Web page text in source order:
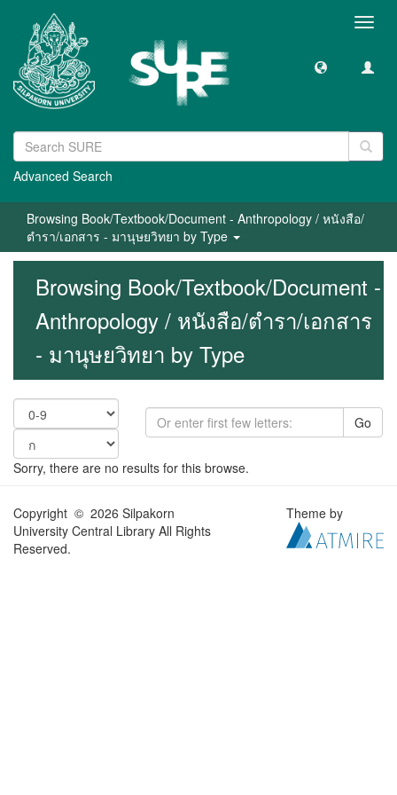
Advanced Search
Browsing Book/Textbook/Document - Anthropology / หนังสือ/
ตำรา/เอกสาร - มานุษยวิทยา by Type
Browsing Book/Textbook/Document -
Anthropology / หนังสือ/ตำรา/เอกสาร
- มานุษยวิทยา by Type
Go
Sorry, there are no results for this browse.
Copyright © 2026 Silpakorn
University Central Library All Rights
Reserved.
Theme by